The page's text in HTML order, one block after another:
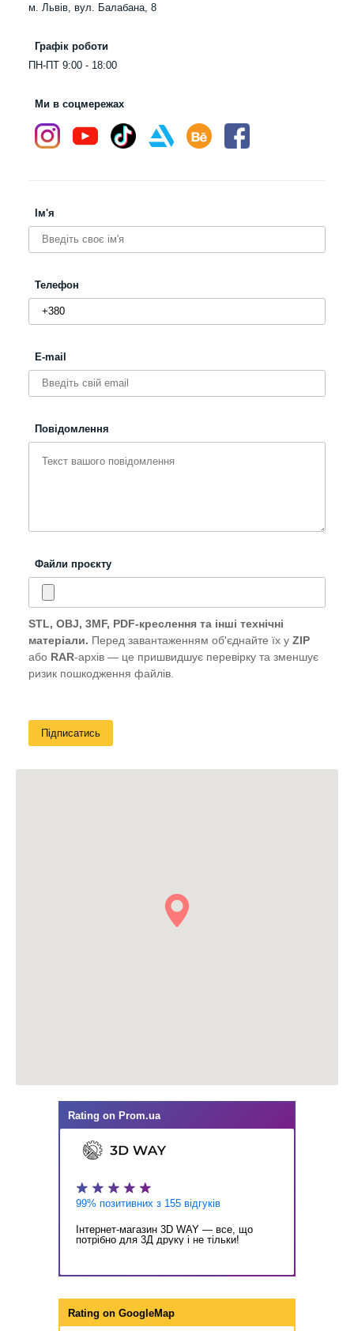
м. Львів, вул. Балабана, 8
Графік роботи
ПН-ПТ 9:00 - 18:00
Ми в соцмережах
Ім'я
Телефон
E-mail
Повідомлення
Файли проєкту
STL, OBJ, 3MF, PDF-креслення та інші технічні
матеріали. Перед завантаженням об'єднайте їх уZIP
або RAR-архів — це пришвидшує перевірку та зменшує
ризик пошкодження файлів.
Підписатись
Rating on Prom.ua
99% позитивних з 155 відгуків
Інтернет-магазин 3D WAY — все, що
потрібно для 3Д друку і не тільки!
Rating on GoogleMap